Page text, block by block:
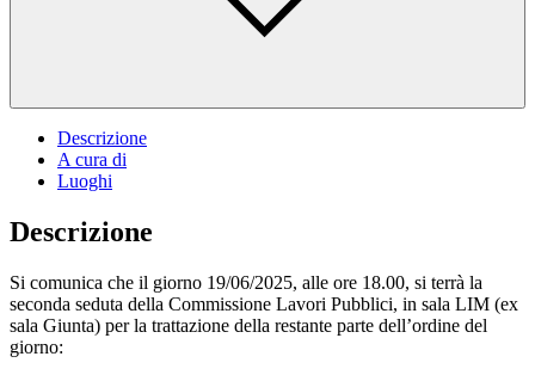
Descrizione
A cura di
Luoghi
Descrizione
Si comunica che il giorno 19/06/2025, alle ore 18.00, si terrà la
seconda seduta della Commissione Lavori Pubblici, in sala LIM (ex
sala Giunta) per la trattazione della restante parte dell’ordine del
giorno: